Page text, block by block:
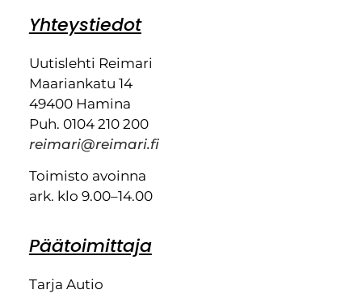
Yhteystiedot
Uutislehti Reimari
Maariankatu 14
49400 Hamina
Puh. 0104 210 200
reimari@reimari.fi
Toimisto avoinna
ark. klo 9.00–14.00
Päätoimittaja
Tarja Autio